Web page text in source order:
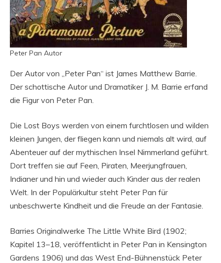
Peter Pan Autor
Der Autor von „Peter Pan“ ist James Matthew Barrie.
Der schottische Autor und Dramatiker J. M. Barrie erfand
die Figur von Peter Pan.
Die Lost Boys werden von einem furchtlosen und wilden
kleinen Jungen, der fliegen kann und niemals alt wird, auf
Abenteuer auf der mythischen Insel Nimmerland geführt.
Dort treffen sie auf Feen, Piraten, Meerjungfrauen,
Indianer und hin und wieder auch Kinder aus der realen
Welt. In der Populärkultur steht Peter Pan für
unbeschwerte Kindheit und die Freude an der Fantasie.
Barries Originalwerke The Little White Bird (1902;
Kapitel 13–18, veröffentlicht in Peter Pan in Kensington
Gardens 1906) und das West End-Bühnenstück Peter